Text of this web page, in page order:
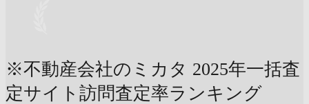
※不動産会社のミカタ 2025年一括査
定サイト訪問査定率ランキング